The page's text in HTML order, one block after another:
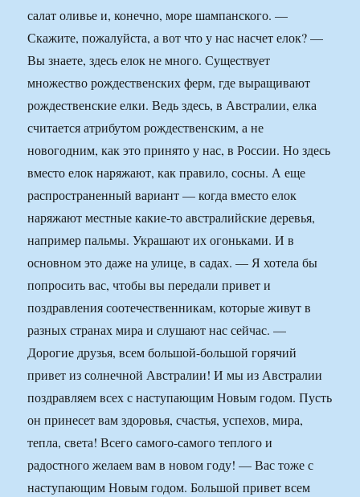
салат оливье и, конечно, море шампанского. —
Скажите, пожалуйста, а вот что у нас насчет елок? —
Вы знаете, здесь елок не много. Существует
множество рождественских ферм, где выращивают
рождественские елки. Ведь здесь, в Австралии, елка
считается атрибутом рождественским, а не
новогодним, как это принято у нас, в России. Но здесь
вместо елок наряжают, как правило, сосны. А еще
распространенный вариант — когда вместо елок
наряжают местные какие-то австралийские деревья,
например пальмы. Украшают их огоньками. И в
основном это даже на улице, в садах. — Я хотела бы
попросить вас, чтобы вы передали привет и
поздравления соотечественникам, которые живут в
разных странах мира и слушают нас сейчас. —
Дорогие друзья, всем большой-большой горячий
привет из солнечной Австралии! И мы из Австралии
поздравляем всех с наступающим Новым годом. Пусть
он принесет вам здоровья, счастья, успехов, мира,
тепла, света! Всего самого-самого теплого и
радостного желаем вам в новом году! — Вас тоже с
наступающим Новым годом. Большой привет всем